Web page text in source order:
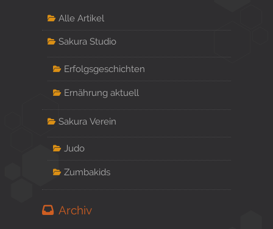
Alle Artikel
Sakura Studio
Erfolgsgeschichten
Ernährung aktuell
Sakura Verein
Judo
Zumbakids
Archiv